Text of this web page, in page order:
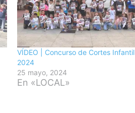
VÍDEO | Concurso de Cortes Infantil
2024
25 mayo, 2024
En «LOCAL»